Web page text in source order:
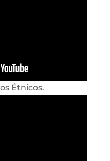
Étnicos.